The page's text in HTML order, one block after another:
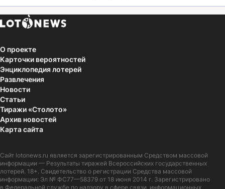
О проекте
Карточки вероятностей
Энциклопедия лотерей
Развлечения
Новости
Статьи
Тиражи «Столото»
Архив новостей
Карта сайта
Сайт lotonews.ru является зарегистрированным Средством массовой
информации — Результаты тиражей Всероссийских государственных
лотерей. 18+. Свидетельство о регистрации Средства массовой
информации: Эл № ФС77—58379 от 18 июня 2014 г. Зарегистрировано
в Федеральной службе по надзору в сфере связи, информационных